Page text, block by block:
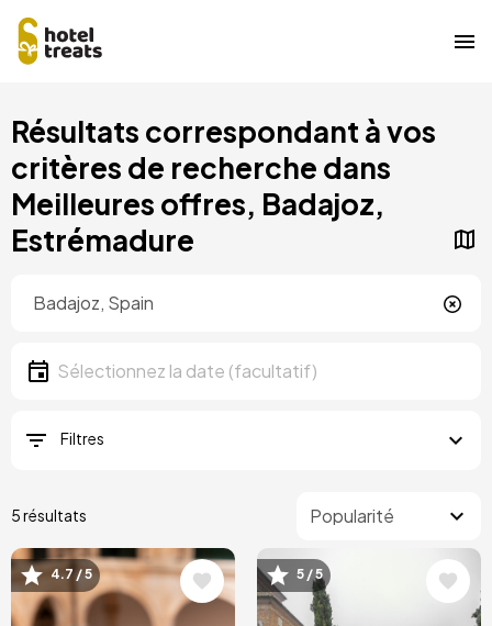
au
contenu
principal
Résultats correspondant à vos
critères de recherche dans
Meilleures offres, Badajoz,
Estrémadure
Date
Sélectionnez la date
Filtres
5 résultats
Image
4.7 / 5 Image
5 / 5